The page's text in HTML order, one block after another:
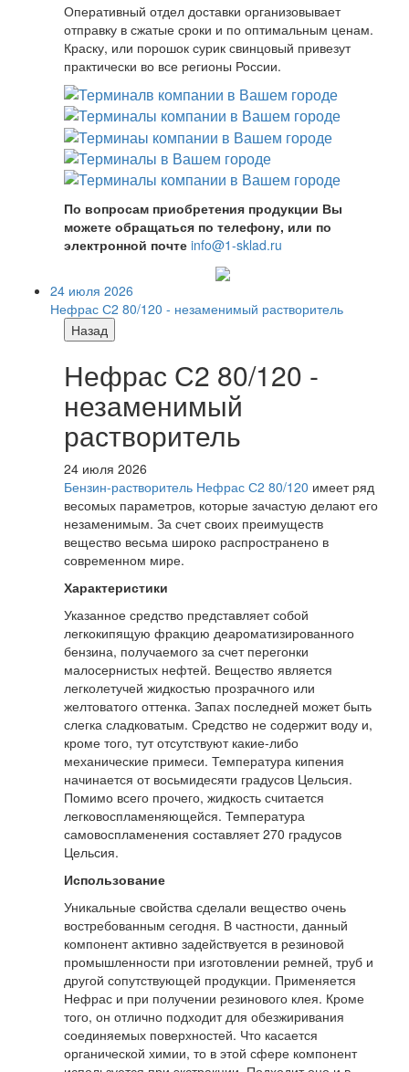
Оперативный отдел доставки организовывает
отправку в сжатые сроки и по оптимальным ценам.
Краску, или порошок сурик свинцовый привезут
практически во все регионы России.
По вопросам приобретения продукции Вы
можете обращаться по телефону, или по
электронной почте info@1-sklad.ru
24 июля 2026
Нефрас С2 80/120 - незаменимый растворитель
Назад
Нефрас С2 80/120 -
незаменимый
растворитель
24 июля 2026
Бензин-растворитель Нефрас С2 80/120 имеет ряд
весомых параметров, которые зачастую делают его
незаменимым. За счет своих преимуществ
вещество весьма широко распространено в
современном мире.
Характеристики
Указанное средство представляет собой
легкокипящую фракцию деароматизированного
бензина, получаемого за счет перегонки
малосернистых нефтей. Вещество является
легколетучей жидкостью прозрачного или
желтоватого оттенка. Запах последней может быть
слегка сладковатым. Средство не содержит воду и,
кроме того, тут отсутствуют какие-либо
механические примеси. Температура кипения
начинается от восьмидесяти градусов Цельсия.
Помимо всего прочего, жидкость считается
легковоспламеняющейся. Температура
самовоспламенения составляет 270 градусов
Цельсия.
Использование
Уникальные свойства сделали вещество очень
востребованным сегодня. В частности, данный
компонент активно задействуется в резиновой
промышленности при изготовлении ремней, труб и
другой сопутствующей продукции. Применяется
Нефрас и при получении резинового клея. Кроме
того, он отлично подходит для обезжиривания
соединяемых поверхностей. Что касается
органической химии, то в этой сфере компонент